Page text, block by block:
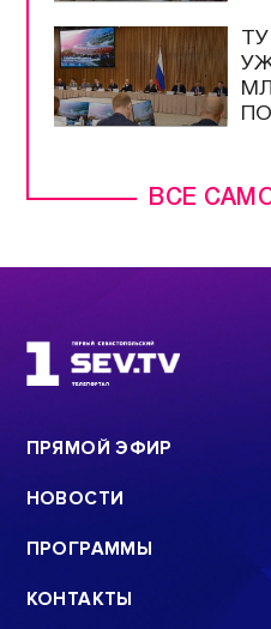
ВСЕ
ПРЯМОЙ ЭФИР
НОВОСТИ
ПРОГРАММЫ
КОНТАКТЫ